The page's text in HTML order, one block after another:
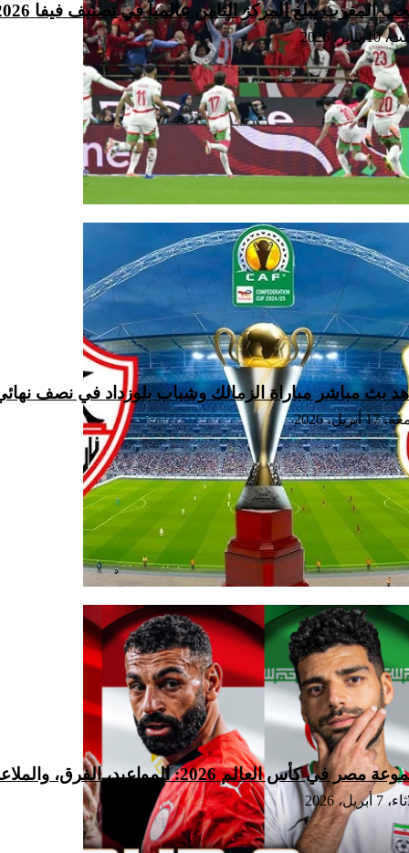
المغرب يبلغ المركز الثامن عالمياً في تصنيف فيفا 2026
2026
بث مباشر مباراة الزمالك وشباب بلوزداد في نصف نهائي
أبريل، 2026
مصر في كأس العالم 2026: المواعيد، الفرق، والملاعب
أبريل، 2026